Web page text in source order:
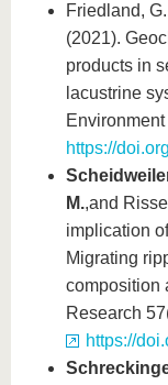
Friedland,
(2021).
products in
lacustrine
Environment
https://
M.,and
implication
Migrating
composition
Research
https://